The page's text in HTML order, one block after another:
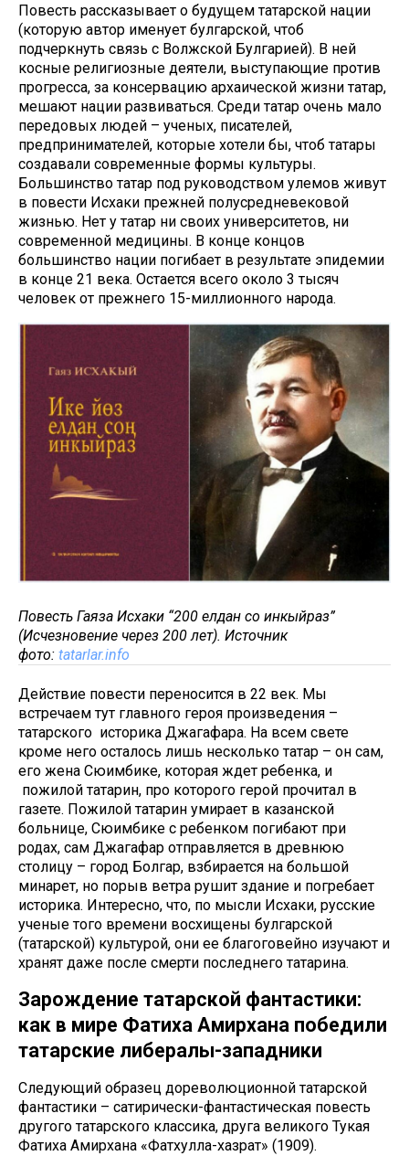
Повесть рассказывает о будущем татарской нации
(которую автор именует булгарской, чтоб
подчеркнуть связь с Волжской Булгарией). В ней
косные религиозные деятели, выступающие против
прогресса, за консервацию архаической жизни татар,
мешают нации развиваться. Среди татар очень мало
передовых людей – ученых, писателей,
предпринимателей, которые хотели бы, чтоб татары
создавали современные формы культуры.
Большинство татар под руководством улемов живут
в повести Исхаки прежней полусредневековой
жизнью. Нет у татар ни своих университетов, ни
современной медицины. В конце концов
большинство нации погибает в результате эпидемии
в конце 21 века. Остается всего около 3 тысяч
человек от прежнего 15-миллионного народа.
Повесть Гаяза Исхаки “200 елдан соң инкыйраз”
(Исчезновение через 200 лет). Источник
фото: tatarlar.info
Действие повести переносится в 22 век. Мы
встречаем тут главного героя произведения –
татарского историка Джагафара. На всем свете
кроме него осталось лишь несколько татар – он сам,
его жена Сюимбике, которая ждет ребенка, и
пожилой татарин, про которого герой прочитал в
газете. Пожилой татарин умирает в казанской
больнице, Сюимбике с ребенком погибают при
родах, сам Джагафар отправляется в древнюю
столицу – город Болгар, взбирается на большой
минарет, но порыв ветра рушит здание и погребает
историка. Интересно, что, по мысли Исхаки, русские
ученые того времени восхищены булгарской
(татарской) культурой, они ее благоговейно изучают и
хранят даже после смерти последнего татарина.
Зарождение татарской фантастики:
как в мире Фатиха Амирхана победили
татарские либералы-западники
Следующий образец дореволюционной татарской
фантастики – сатирически-фантастическая повесть
другого татарского классика, друга великого Тукая
Фатиха Амирхана «Фатхулла-хазрат» (1909).